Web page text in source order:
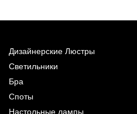
Дизайнерские Люстры
Светильники
Бра
Споты
Настольные лампы